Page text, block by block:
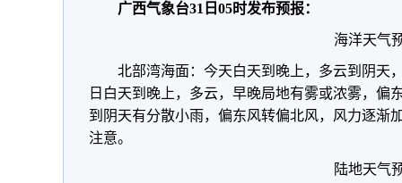
广西气象台31日05时发布预报：
海洋天气
北部湾海面：今天白天到晚上，多云到阴天
日白天到晚上，多云，早晚局地有雾或浓雾，偏
到阴天有分散小雨，偏东风转偏北风，风力逐渐
注意。
陆地天气